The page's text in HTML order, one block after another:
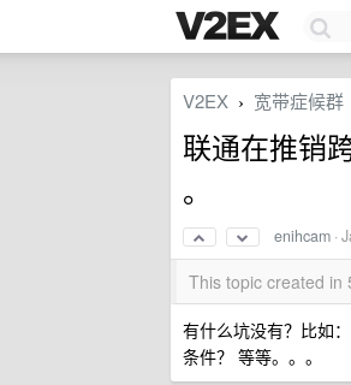
V2EX › 宽带症候群
联通在推销
。
enihcam ·
This topic created in
有什么坑没有？比如
条件？ 等等。。。